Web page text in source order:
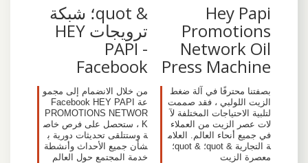
Hey Papi
Promotions
Network Oil
Press Machine
بصفتنا محترفًا في آلة ضغط
الزيت اللولبي ، فقد صممت
لتلبية الاحتياجات المختلفة لآ
لات عصر الزيت من العملاء
في جميع أنحاء العالم. العلام
ة التجارية & quot؛ & quot؛
معصرة الزيت
& quot؛ شبكة
ترويجات HEY
PAPI -
Facebook
من خلال الانضمام إلى مجمو
عة Facebook HEY PAPI
PROMOTIONS NETWOR
K ، ستحصل على فرص خاص
ة وستتلقى تحديثات دورية ب
شأن جميع الأحداث وأنشطة
خدمة المجتمع حول العالم